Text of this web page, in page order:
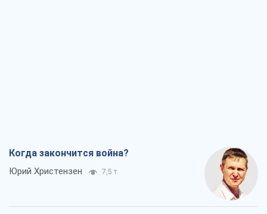
Когда закончится война?
Юрий Христензен 7,5 т.